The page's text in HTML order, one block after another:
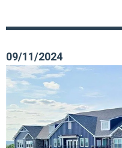
09/11/2024